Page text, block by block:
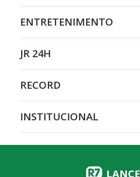
ENTRETENIMENTO
JR 24H
RECORD
INSTITUCIONAL
LANCE